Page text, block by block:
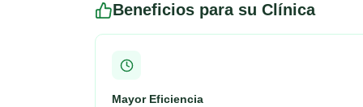
Beneficios para su Clínica
Mayor Eficiencia